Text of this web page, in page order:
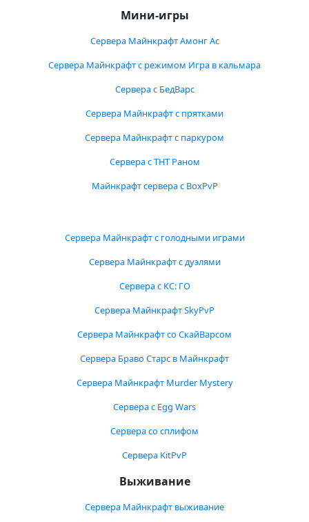
Мини-игры
Сервера Майнкрафт Амонг Ас
Сервера Майнкрафт с режимом Игра в кальмара
Сервера с БедВарс
Сервера Майнкрафт с прятками
Сервера Майнкрафт с паркуром
Сервера с ТНТ Раном
Майнкрафт сервера с BoxPvP
Сервера Майнкрафт с голодными играми
Сервера Майнкрафт с дуэлями
Сервера с КС: ГО
Сервера Майнкрафт SkyPvP
Сервера Майнкрафт со СкайВарсом
Сервера Браво Старс в Майнкрафт
Сервера Майнкрафт Murder Mystery
Сервера с Egg Wars
Сервера со сплифом
Сервера KitPvP
Выживание
Сервера Майнкрафт выживание